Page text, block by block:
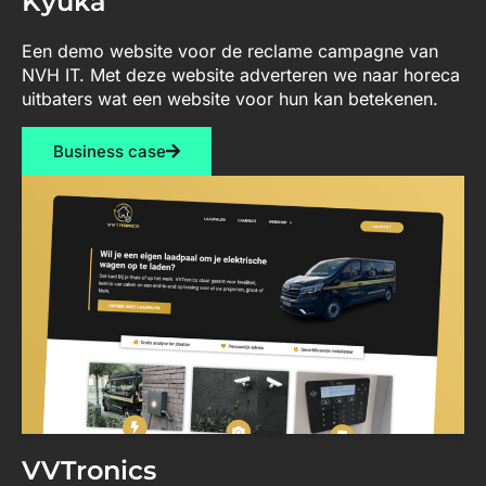
Een demo website voor de reclame campagne van
NVH IT. Met deze website adverteren we naar horeca
uitbaters wat een website voor hun kan betekenen.
Business case
VVTronics